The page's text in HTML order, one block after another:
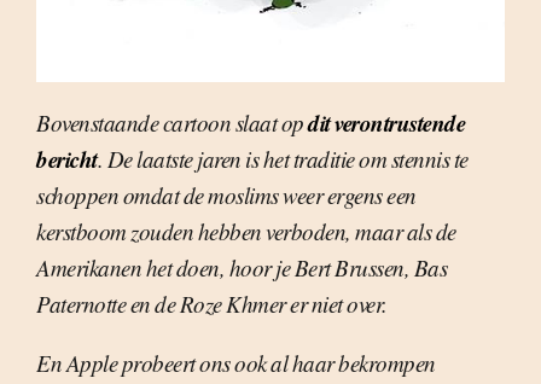
Bovenstaande cartoon slaat opdit verontrustende
bericht. De laatste jaren is het traditie om stennis te
schoppen omdat de moslims weer ergens een
kerstboom zouden hebben verboden, maar als de
Amerikanen het doen, hoor je Bert Brussen, Bas
Paternotte en de Roze Khmer er niet over.
En Apple probeert ons ook al haar bekrompen